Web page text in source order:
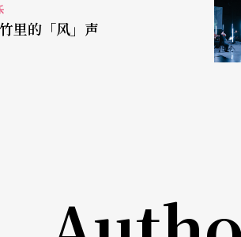
容都颇为勉强，今年的节目还有他
善可陈，即使他自己编曲的卡门，
里的「风」声